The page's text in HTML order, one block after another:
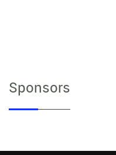
Sponsors